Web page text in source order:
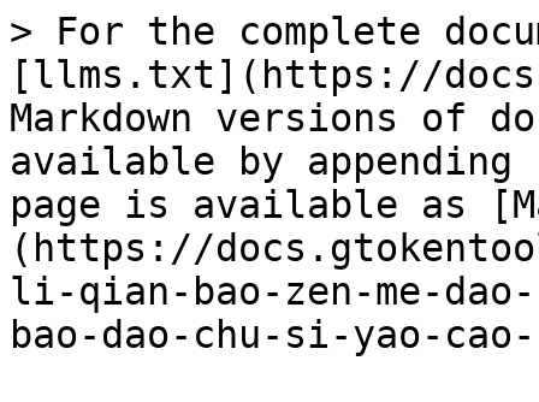
> For the complete
[llms.txt](https://
Markdown versions of
available by
page is available as
(https://
li-qian-bao-zen-me-
bao-dao-chu-si-yao-